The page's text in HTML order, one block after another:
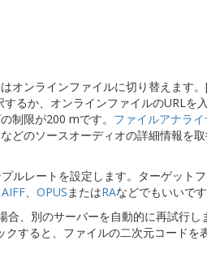
オンラインファイルに切り替えます
るか、オンラインファイルのURLを
制限が200 mです。 ファイルアナラ
どのソースオーディオの詳細情報を取
ルレートを設定します。ターゲット
AIFF、 OPUSまたはRAなどでもいいです
、別のサーバーを自動的に再試行し
すると、ファイルの二次元コードを